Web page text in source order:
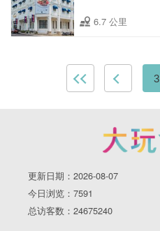
6.7 公里
3
更新日期：2026-08-07
今日浏览：7591
总访客数：24675240